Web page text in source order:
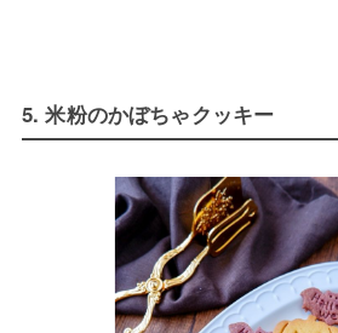
5. 米粉のかぼちゃクッキー